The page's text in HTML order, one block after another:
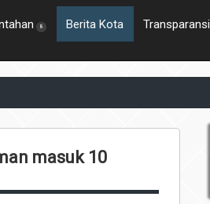
8 Berita Kota Transparansi
masuk 10